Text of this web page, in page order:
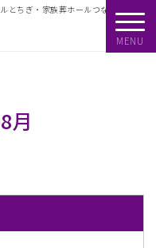
とちぎ・家族葬ホールつなぐ
MENU
月